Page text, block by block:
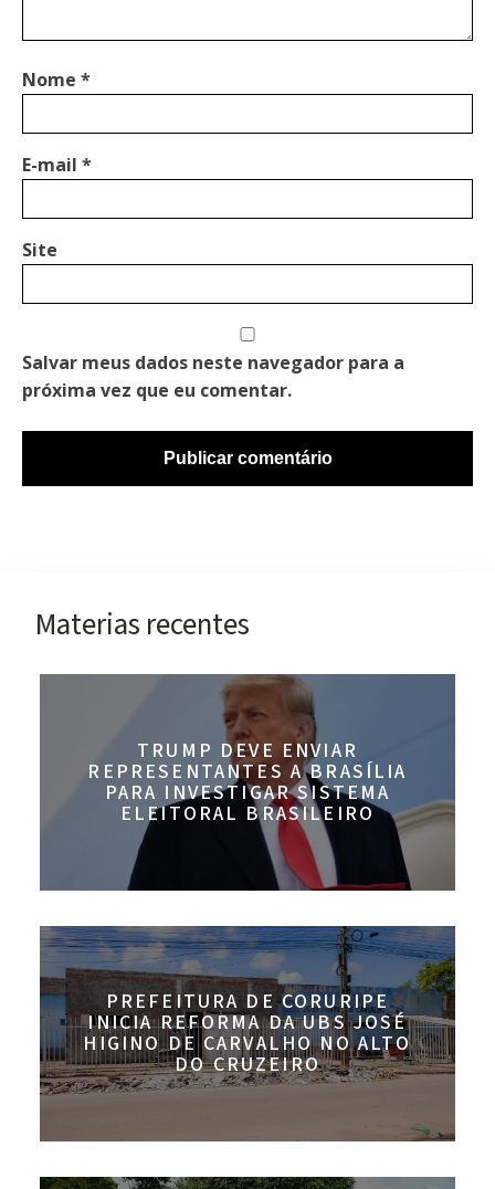
Nome *
E-mail *
Site
Salvar meus dados neste navegador para a
próxima vez que eu comentar.
Materias recentes
TRUMP DEVE ENVIAR
REPRESENTANTES A BRASÍLIA
PARA INVESTIGAR SISTEMA
ELEITORAL BRASILEIRO
PREFEITURA DE CORURIPE
INICIA REFORMA DA UBS JOSÉ
HIGINO DE CARVALHO NO ALTO
DO CRUZEIRO